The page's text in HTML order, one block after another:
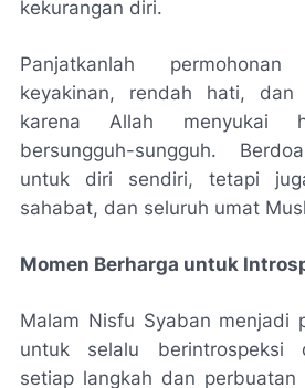
kekurangan diri.
Panjatkanlah
keyakinan, rendah hati,
karena Allah menyukai
bersungguh-sungguh.
untuk diri sendiri, tetapi
sahabat, dan seluruh umat
Momen Berharga untuk
Malam Nisfu Syaban menjadi
untuk selalu berintrospeksi
setiap langkah dan